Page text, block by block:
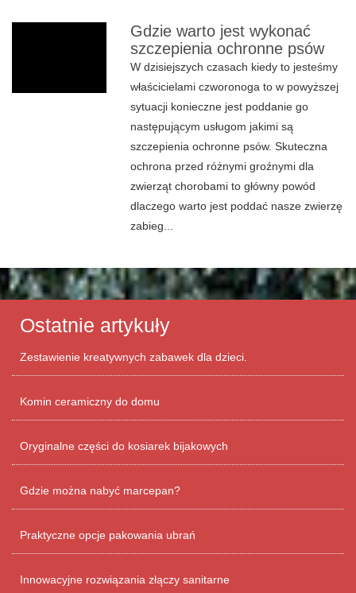
Gdzie warto jest wykonać
szczepienia ochronne psów
W dzisiejszych czasach kiedy to jesteśmy
właścicielami czworonoga to w powyższej
sytuacji konieczne jest poddanie go
następującym usługom jakimi są
szczepienia ochronne psów. Skuteczna
ochrona przed różnymi groźnymi dla
zwierząt chorobami to główny powód
dlaczego warto jest poddać nasze zwierzę
zabieg...
Ostatnie artykuły
Zestawienie kreatywnych zabawek dla dzieci.
Komin ceramiczny do domu
Oryginalne części do kosiarek bijakowych
Gdzie można nabyć marcepan?
Praktyczne opcje pakowania ubrań
Innowacyjne rozwiązania złączy sanitarne